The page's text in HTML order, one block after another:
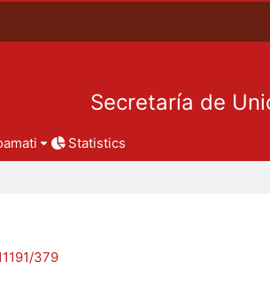
Secretaría de
Statistics
379